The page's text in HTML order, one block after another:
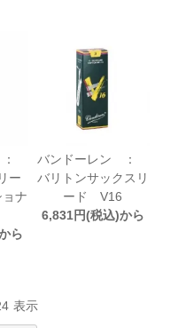
：
ー
ナ
ら
バンドーレン ：
バリトンサックスリ
ード V16
6,831円(税込)から
表示